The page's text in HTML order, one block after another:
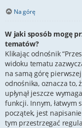
Na górę
W jaki sposób mogę
tematów?
Klikając odnośnik
widoku tematu
na samą górę
odnośnika, oznacza to,
upłynął jeszcze
funkcji. Innym, łatwym
początek, jest
tym przestrzegać